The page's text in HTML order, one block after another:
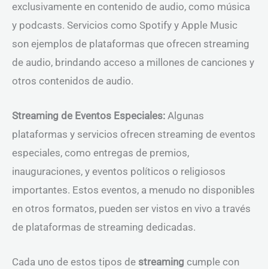
exclusivamente en contenido de audio, como música
y podcasts. Servicios como Spotify y Apple Music
son ejemplos de plataformas que ofrecen streaming
de audio, brindando acceso a millones de canciones y
otros contenidos de audio.
Streaming de Eventos Especiales: Algunas
plataformas y servicios ofrecen streaming de eventos
especiales, como entregas de premios,
inauguraciones, y eventos políticos o religiosos
importantes. Estos eventos, a menudo no disponibles
en otros formatos, pueden ser vistos en vivo a través
de plataformas de streaming dedicadas.
Cada uno de estos tipos de streaming cumple con